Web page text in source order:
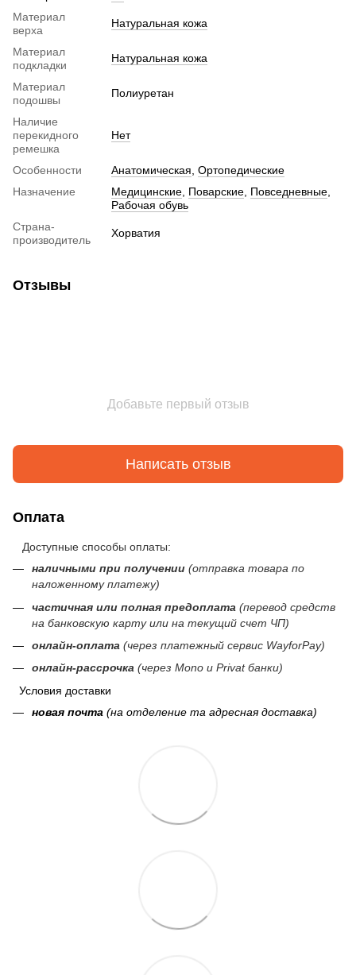
Материал
верха
Натуральная кожа
Материал
подкладки
Натуральная кожа
Материал
подошвы
Полиуретан
Наличие
перекидного
ремешка
Нет
Особенности Анатомическая Ортопедические
Назначение
Медицинские Поварские Повседневные
Рабочая обувь
Страна-
производитель
Хорватия
Отзывы
Добавьте первый отзыв
Написать отзыв
Оплата
Доступные способы оплаты:
наличными при получении (отправка товара по
наложенному платежу)
частичная или полная предоплата (перевод средств
на банковскую карту или на текущий счет ЧП)
онлайн-оплата (через платежный сервис WayforPay)
онлайн-рассрочка (через Mono и Privat банки)
Условия доставки
новая почта (на отделение та адресная доставка)